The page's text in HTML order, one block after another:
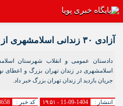
آپارات
آزادی ۳۰ زندانی اسلامشهری از زندان تهران بزرگ
جریان بازدید از زندان تهران بزرگ خبر داد.
انتشار : 1404-09-11 - ۱۹:۵۱ کد خبر :